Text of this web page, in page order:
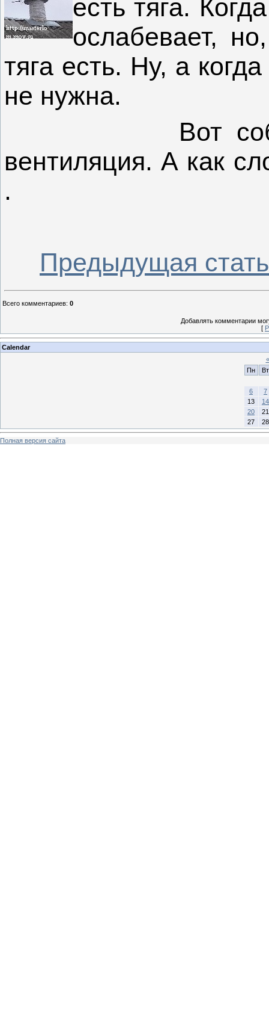
есть тяга.
ослабевает,
тяга есть. Ну, а
не нужна.
Вот
вентиляция. А как
.
Предыдущая
Всего комментариев: 0
Добавлять комментарии
[
Calendar
«
Пн
Вт
6
7
13
14
20
21
27
28
Полная версия сайта